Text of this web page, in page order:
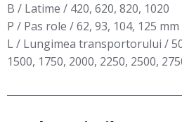
B / Latime / 420, 620, 820, 1020
P / Pas role / 62, 93, 104, 125 mm
L / Lungimea transportorului /
1500, 1750, 2000, 2250, 2500,